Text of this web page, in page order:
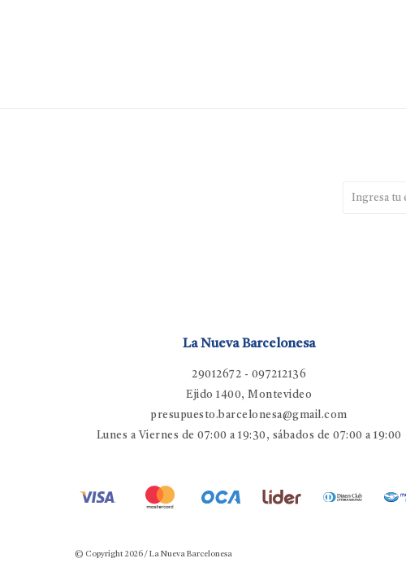
La Nueva Barcelonesa
29012672 - 097212136
Ejido 1400, Montevideo
presupuesto.barcelonesa@gmail.com
Lunes a Viernes de 07:00 a 19:30, sábados de 07:00 a 19:00
© Copyright 2026 / La Nueva Barcelonesa